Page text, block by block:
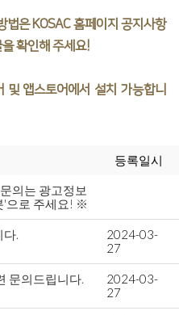
법은 KOSAC 홈페이지 공지사항
확인해 주세요!
및 앱스토어에서 설치 가능합니
등록일시
의는 광고정보
'으로 주세요! ※
다.
2024-03-
27
문의드립니다.
2024-03-
27